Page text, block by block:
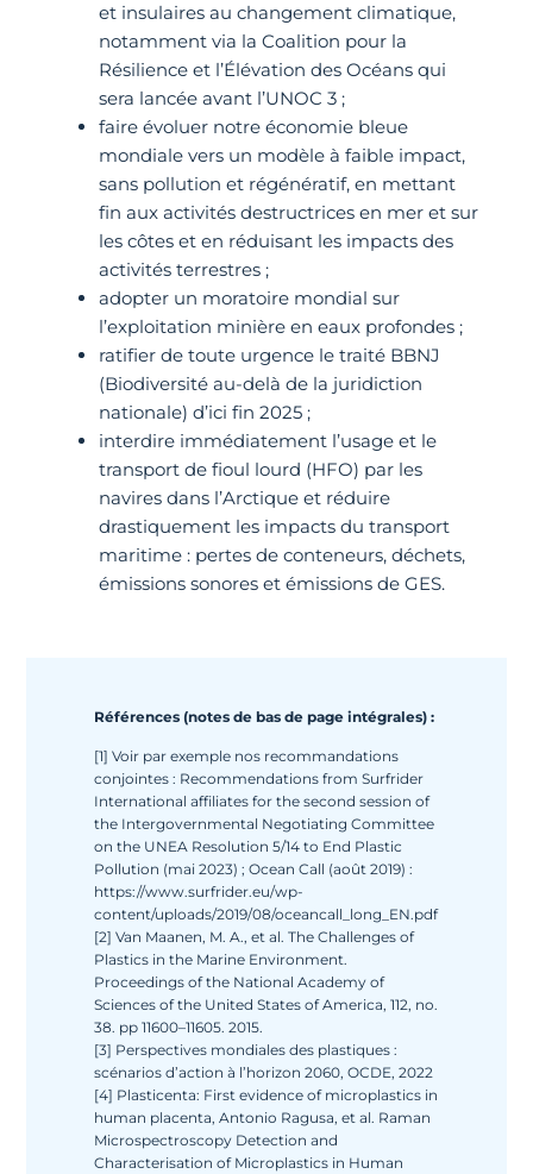
et insulaires au changement climatique,
notamment via la Coalition pour la
Résilience et l’Élévation des Océans qui
sera lancée avant l’UNOC 3 ;
faire évoluer notre économie bleue
mondiale vers un modèle à faible impact,
sans pollution et régénératif, en mettant
fin aux activités destructrices en mer et sur
les côtes et en réduisant les impacts des
activités terrestres ;
adopter un moratoire mondial sur
l’exploitation minière en eaux profondes ;
ratifier de toute urgence le traité BBNJ
(Biodiversité au-delà de la juridiction
nationale) d’ici fin 2025 ;
interdire immédiatement l’usage et le
transport de fioul lourd (HFO) par les
navires dans l’Arctique et réduire
drastiquement les impacts du transport
maritime : pertes de conteneurs, déchets,
émissions sonores et émissions de GES.
Références (notes de bas de page intégrales) :
[1] Voir par exemple nos recommandations
conjointes : Recommendations from Surfrider
International affiliates for the second session of
the Intergovernmental Negotiating Committee
on the UNEA Resolution 5/14 to End Plastic
Pollution (mai 2023) ; Ocean Call (août 2019) :
https://www.surfrider.eu/wp-
content/uploads/2019/08/oceancall_long_EN.pdf
[2] Van Maanen, M. A., et al. The Challenges of
Plastics in the Marine Environment.
Proceedings of the National Academy of
Sciences of the United States of America, 112, no.
38. pp 11600–11605. 2015.
[3] Perspectives mondiales des plastiques :
scénarios d’action à l’horizon 2060, OCDE, 2022
[4] Plasticenta: First evidence of microplastics in
human placenta, Antonio Ragusa, et al. Raman
Microspectroscopy Detection and
Characterisation of Microplastics in Human